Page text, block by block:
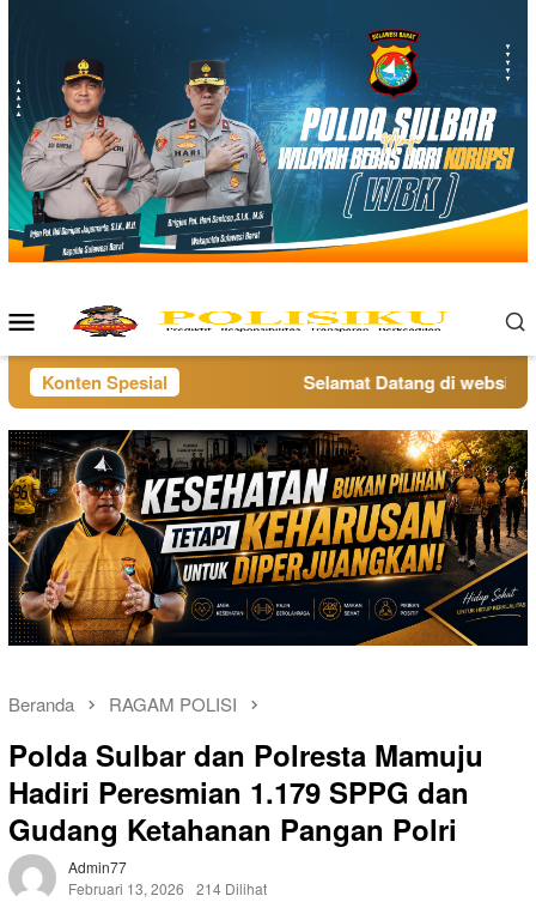
Menu
Mobile
Konten Spesial Selamat Datang di website
Beranda RAGAM POLISI
Polda Sulbar dan Polresta Mamuju
Hadiri Peresmian 1.179 SPPG dan
Gudang Ketahanan Pangan Polri
Admin77
Februari 13, 2026
214 Dilihat